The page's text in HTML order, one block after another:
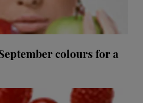
colours for a